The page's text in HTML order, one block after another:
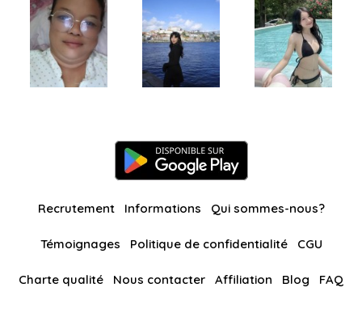
Recrutement Informations Qui sommes-nous?
Témoignages Politique de confidentialité CGU
Charte qualité Nous contacter Affiliation Blog FAQ